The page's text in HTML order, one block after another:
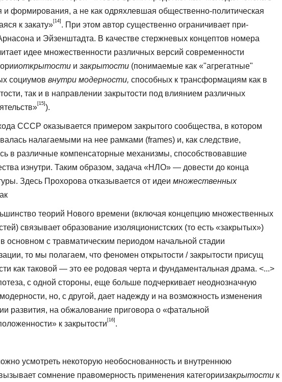
и формирования, а не как одряхлевшая общественно-политическая
к закату»[14] . При этом автор существенно ограничивает при­
и Эйзенштадта. В качестве стержневых концеп­тов номера
идее множественности различных версий современности
открытости и закрытости (понимаемые как «"агрегатные"
социумов внутри модерности, способных к трансформациям как в
так и в направлении закрытости под влиянием различных
[15] ).
СССР оказывается примером закрытого сообще­ства, в котором
налагаемыми на нее рамками (frames) и, как следствие,
в различные компенсаторные механизмы, способствовавшие
изнутри. Таким об­разом, задача «НЛО» — довести до конца
Здесь Прохорова отказывается от идеи множественных
теорий Нового времени (включая концепцию множе­ственных
связывает образование изоляционистских (то есть «закрытых»)
основном с травматическим периодом начальной стадии
то мы полагаем, что феномен открытости / закрыто­сти присущ
как таковой — это ее родовая черта и фундамен­тальная драма. <...>
с одной стороны, еще больше подчер­кивает неоднозначную
но, с другой, дает надежду и на возможность изменения
развития, на обжалование приго­вора о «фатальной
к закрытости [16] .
усмотреть некоторую необоснованность и внут­реннюю
сомнение правомерность применения категориизакрытости к